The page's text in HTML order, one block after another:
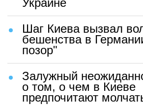
Украине
Шаг Киева вызвал
бешенства в
позор"
Залужный
о том, о чем в Киеве
предпочитают